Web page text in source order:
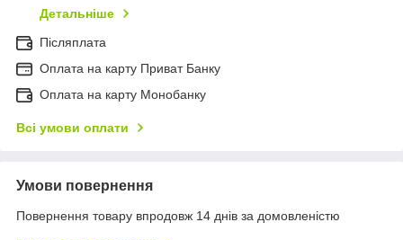
Детальніше
Післяплата
Оплата на карту Приват Банку
Оплата на карту Монобанку
Всі умови оплати
Умови повернення
Повернення товару впродовж 14 днів за домовленістю